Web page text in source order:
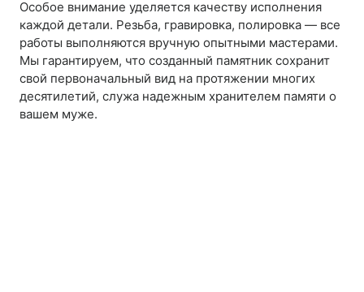
Особое внимание уделяется качеству исполнения
каждой детали. Резьба, гравировка, полировка — все
работы выполняются вручную опытными мастерами.
Мы гарантируем, что созданный памятник сохранит
свой первоначальный вид на протяжении многих
десятилетий, служа надежным хранителем памяти о
вашем муже.